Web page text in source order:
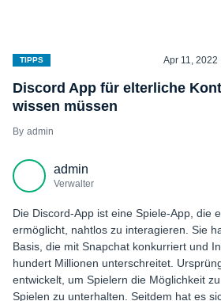
TIPPS Apr 11, 2022
Discord App für elterliche
wissen müssen
admin
admin
Verwalter
Die Discord-App ist eine Spiele-App, die
ermöglicht, nahtlos zu interagieren. Sie
Basis, die mit Snapchat konkurriert und
hundert Millionen unterschreitet.
entwickelt, um Spielern die Möglichkeit
Spielen zu unterhalten. Seitdem hat es
Discord Altersgrenze
Funktionen, die Sie auf Discord
Blockierung expliziter Inhalte
Unerwünschte Kommunikation
Aktivieren der Zwei-Faktor-
Dinge, auf die man bei Discord
Spezielle Integration mit anderen
Benachrichtigungen auf Discord
Markdown auf Discord verwenden
Die Internet-Sicherheitslösung: